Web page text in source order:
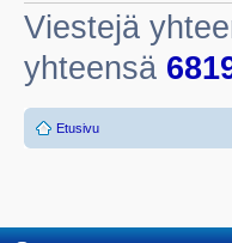
Viestejä
yhteensä
Etusivu